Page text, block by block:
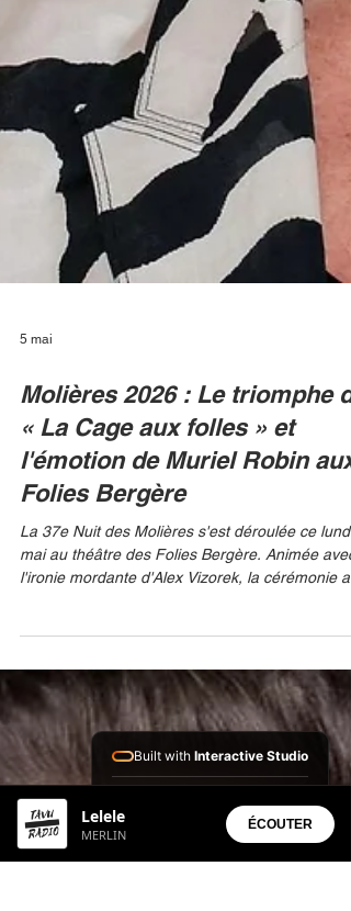
Molières 2026 : Le triomphe de
« La Cage aux folles » et
l'émotion de Muriel Robin aux
Folies Bergère
La 37e Nuit des Molières s'est déroulée ce lundi
mai au théâtre des Folies Bergère. Animée avec
l'audace du théâtre public. AFP/THOMAS
SAMSON C'était une soirée placée sous le signe
de l'humour acide et des adieux politiques. Alex
Vizorek, pour sa troisième fois aux commandes,
n'a pas manqué d'égratigner l'actualité,
que cet
Lelele
MERLIN
ÉCOUTER
Built with Interactive Studio
• Aura Suite